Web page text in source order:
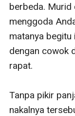
berbeda. Murid
menggoda
matanya
dengan cowok
rapat.
Tanpa pikir
nakalnya